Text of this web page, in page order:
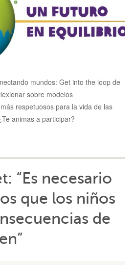
mundos: Get into the loop de
sobre modelos
respetuosos para la vida de las
animas a participar?
“Es necesario
que los niños
de